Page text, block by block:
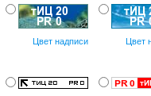
Цвет надписи Цвет